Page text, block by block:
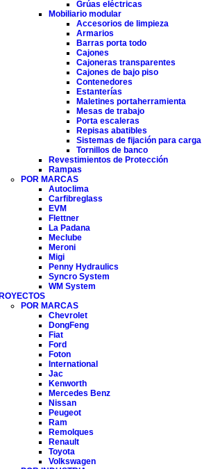
Grúas eléctricas
Mobiliario modular
Accesorios de limpieza
Armarios
Barras porta todo
Cajones
Cajoneras transparentes
Cajones de bajo piso
Contenedores
Estanterías
Maletines portaherramienta
Mesas de trabajo
Porta escaleras
Repisas abatibles
Sistemas de fijación para carga
Tornillos de banco
Revestimientos de Protección
Rampas
POR MARCAS
Autoclima
Carfibreglass
EVM
Flettner
La Padana
Meclube
Meroni
Migi
Penny Hydraulics
Syncro System
WM System
POR MARCAS
Chevrolet
DongFeng
Fiat
Ford
Foton
International
Jac
Kenworth
Mercedes Benz
Nissan
Peugeot
Ram
Remolques
Renault
Toyota
Volkswagen